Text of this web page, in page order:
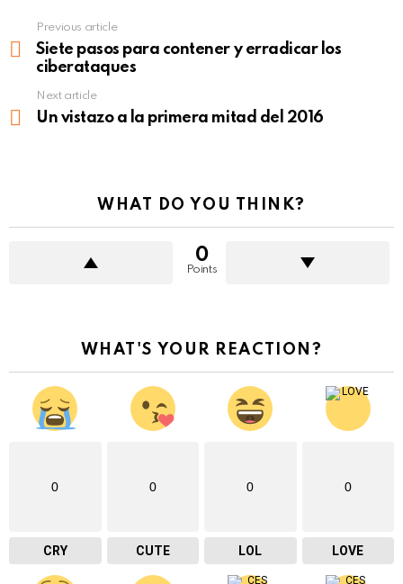
more
Previous article
Siete pasos para contener y erradicar los
ciberataques
Next article
Un vistazo a la primera mitad del 2016
WHAT DO YOU THINK?
0
Points
WHAT'S YOUR REACTION?
0
CRY
0
CUTE
0
LOL
0
LOVE